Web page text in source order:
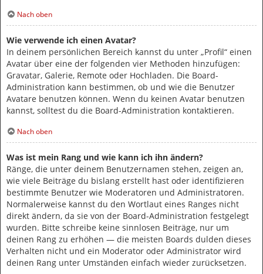
Nach oben
Wie verwende ich einen Avatar?
In deinem persönlichen Bereich kannst du unter „Profil“ einen
Avatar über eine der folgenden vier Methoden hinzufügen:
Gravatar, Galerie, Remote oder Hochladen. Die Board-
Administration kann bestimmen, ob und wie die Benutzer
Avatare benutzen können. Wenn du keinen Avatar benutzen
kannst, solltest du die Board-Administration kontaktieren.
Nach oben
Was ist mein Rang und wie kann ich ihn ändern?
Ränge, die unter deinem Benutzernamen stehen, zeigen an,
wie viele Beiträge du bislang erstellt hast oder identifizieren
bestimmte Benutzer wie Moderatoren und Administratoren.
Normalerweise kannst du den Wortlaut eines Ranges nicht
direkt ändern, da sie von der Board-Administration festgelegt
wurden. Bitte schreibe keine sinnlosen Beiträge, nur um
deinen Rang zu erhöhen — die meisten Boards dulden dieses
Verhalten nicht und ein Moderator oder Administrator wird
deinen Rang unter Umständen einfach wieder zurücksetzen.